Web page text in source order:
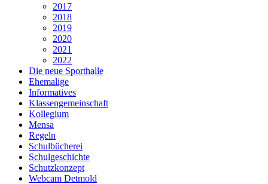
2017
2018
2019
2020
2021
2022
Die neue Sporthalle
Ehemalige
Informatives
Klassengemeinschaft
Kollegium
Mensa
Regeln
Schulbücherei
Schulgeschichte
Schutzkonzept
Webcam Detmold